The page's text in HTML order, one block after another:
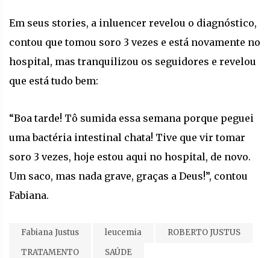
Em seus stories, a inluencer revelou o diagnóstico,
contou que tomou soro 3 vezes e está novamente no
hospital, mas tranquilizou os seguidores e revelou
que está tudo bem:
“Boa tarde! Tô sumida essa semana porque peguei
uma bactéria intestinal chata! Tive que vir tomar
soro 3 vezes, hoje estou aqui no hospital, de novo.
Um saco, mas nada grave, graças a Deus!”, contou
Fabiana.
Fabiana Justus leucemia
ROBERTO JUSTUS
TRATAMENTO
SAÚDE